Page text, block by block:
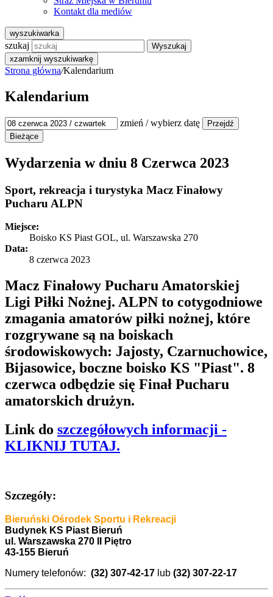
Kontakt dla mediów
wyszukiwarka
szukaj
Wyszukaj
xzamknij wyszukiwarkę
Strona główna/Kalendarium
Kalendarium
zmień / wybierz datę
Wydarzenia w dniu 8 Czerwca 2023
Sport, rekreacja i turystyka Macz Finałowy
Pucharu ALPN
Miejsce:
Boisko KS Piast GOL, ul. Warszawska 270
Data:
8 czerwca 2023
Macz Finałowy Pucharu Amatorskiej
Ligi Piłki Nożnej. ALPN to cotygodniowe
zmagania amatorów piłki nożnej, które
rozgrywane są na boiskach
środowiskowych: Jajosty, Czarnuchowice,
Bijasowice, boczne boisko KS "Piast". 8
czerwca odbędzie się Finał Pucharu
amatorskich drużyn.
Link do szczegółowych informacji -
KLIKNIJ TUTAJ.
Szczegóły:
Bieruński Ośrodek Sportu i Rekreacji
Budynek KS Piast Bieruń
ul. Warszawska 270 II Piętro
43-155 Bieruń
Numery telefonów: (32) 307-42-17 lub (32) 307-22-17